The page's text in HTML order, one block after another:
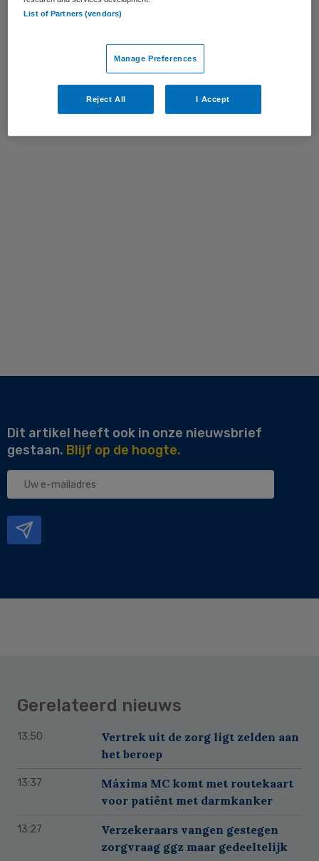
Dit artikel heeft ook in onze nieuwsbrief
gestaan. Blijf op de hoogte.
Uw
Gerelateerd nieuws
13:50
Vertrek uit de zorg ligt zelden aan
het beroep
13:37
Máxima MC komt met routekaart
voor patiënt met darmkanker
13:27
Verzekeraars vangen gestegen
zorgvraag ggz maar gedeeltelijk
List of Partners (vendors)
Manage Preferences
Reject All I Accept